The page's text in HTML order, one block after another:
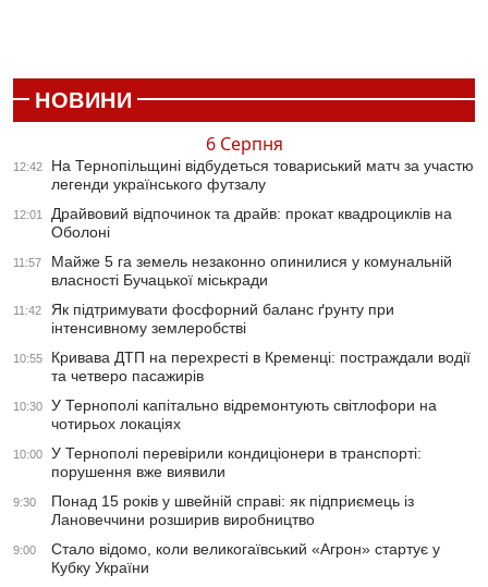
НОВИНИ
6 Серпня
12:42
На Тернопільщині відбудеться товариський матч за участю
легенди українського футзалу
12:01
Драйвовий відпочинок та драйв: прокат квадроциклів на
Оболоні
11:57
Майже 5 га земель незаконно опинилися у комунальній
власності Бучацької міськради
11:42
Як підтримувати фосфорний баланс ґрунту при
інтенсивному землеробстві
10:55
Кривава ДТП на перехресті в Кременці: постраждали водії
та четверо пасажирів
10:30
У Тернополі капітально відремонтують світлофори на
чотирьох локаціях
10:00
У Тернополі перевірили кондиціонери в транспорті:
порушення вже виявили
9:30
Понад 15 років у швейній справі: як підприємець із
Лановеччини розширив виробництво
9:00
Стало відомо, коли великогаївський «Агрон» стартує у
Кубку України